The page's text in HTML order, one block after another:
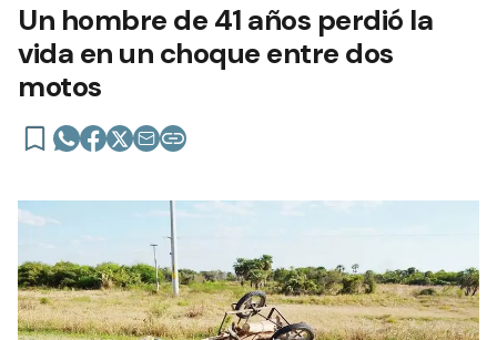
Un hombre de 41 años perdió la
vida en un choque entre dos
motos